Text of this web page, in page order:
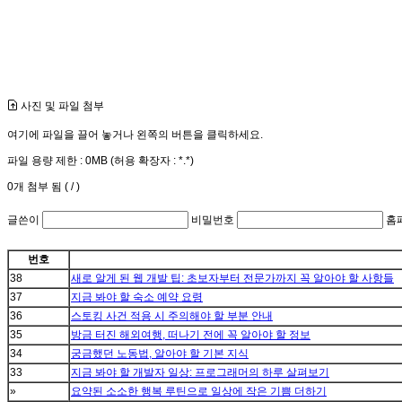
사진 및 파일 첨부
여기에 파일을 끌어 놓거나 왼쪽의 버튼을 클릭하세요.
파일 용량 제한 : 0MB (허용 확장자 : *.*)
0개 첨부 됨 ( /)
글쓴이 비밀번호
홈
번호
38
새로 알게 된 웹 개발 팁: 초보자부터 전문가까지 꼭 알아야 할 사항들
37
지금 봐야 할 숙소 예약 요령
36
스토킹 사건 적용 시 주의해야 할 부분 안내
35
방금 터진 해외여행, 떠나기 전에 꼭 알아야 할 정보
34
궁금했던 노동법, 알아야 할 기본 지식
33
지금 봐야 할 개발자 일상: 프로그래머의 하루 살펴보기
»
요약된 소소한 행복 루틴으로 일상에 작은 기쁨 더하기